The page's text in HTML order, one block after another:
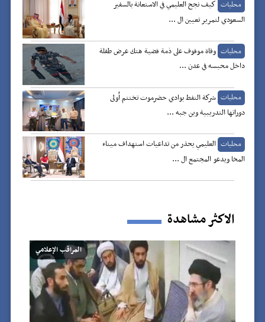
محليات كيف نجح العليمي في الاستعانة بالسفير
السعودي لتمرير تعيين ال ...
محليات وفاة موقوف على ذمة قضية هتك عرض طفلة
داخل محبسه في عدن ...
محليات شركة النفط بوادي حضرموت تختتم أولى
دوراتها التدريبية وبن جبه ...
محليات العليمي يحذر من تداعيات استهداف ميناء
المخا ويدعو المجتمع ال ...
الاكثر مشاهدة
المراقب الإعلامي